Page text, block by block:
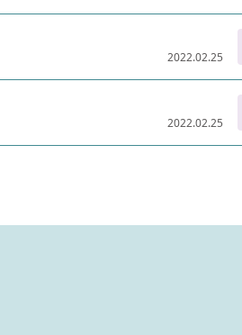
2022.02.25
2022.02.25